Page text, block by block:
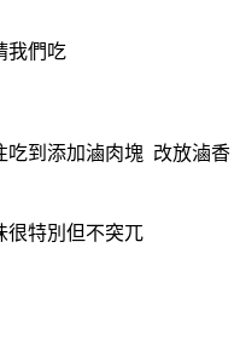
我們吃
吃到添加滷肉塊 改放滷香
很特別但不突兀